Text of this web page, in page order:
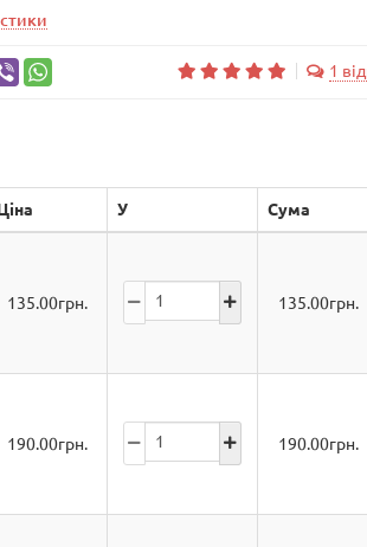
1
У Сума
135.00грн. 135.00грн.
190.00грн. 190.00грн.